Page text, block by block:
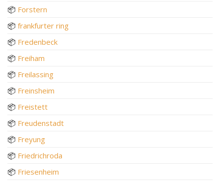
📦 Forstern
📦 frankfurter ring
📦 Fredenbeck
📦 Freiham
📦 Freilassing
📦 Freinsheim
📦 Freistett
📦 Freudenstadt
📦 Freyung
📦 Friedrichroda
📦 Friesenheim